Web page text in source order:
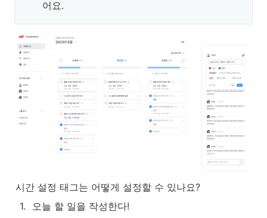
어요.
시간 설정 태그는 어떻게 설정할 수 있나요?
1.
오늘 할 일을 작성한다!